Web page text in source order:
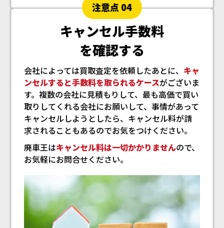
注意点 04
キャンセル手数料
を確認する
会社によっては買取査定を依頼したあとに、 キャ
ンセルすると手数料を取られるケースがございま
す。複数の会社に見積もりして、最も高価で買い
取りしてくれる会社にお願いして、事情があって
キャンセルしようとしたら、キャンセル料が請
求されることもあるのでお気をつけください。
廃車王はキャンセル料は一切かかりませんので、
お気軽にお問合せください。